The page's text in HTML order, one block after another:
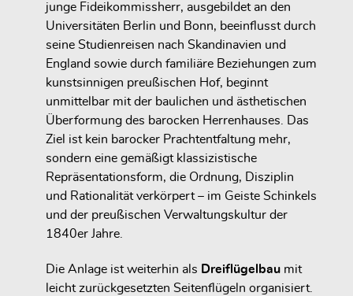
junge Fideikommissherr, ausgebildet an den
Universitäten Berlin und Bonn, beeinflusst durch
seine Studienreisen nach Skandinavien und
England sowie durch familiäre Beziehungen zum
kunstsinnigen preußischen Hof, beginnt
unmittelbar mit der baulichen und ästhetischen
Überformung des barocken Herrenhauses. Das
Ziel ist kein barocker Prachtentfaltung mehr,
sondern eine gemäßigt klassizistische
Repräsentationsform, die Ordnung, Disziplin
und Rationalität verkörpert – im Geiste Schinkels
und der preußischen Verwaltungskultur der
1840er Jahre.
Die Anlage ist weiterhin als Dreiflügelbau mit
leicht zurückgesetzten Seitenflügeln organisiert.